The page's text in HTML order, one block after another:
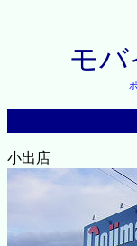
モバ
小出店